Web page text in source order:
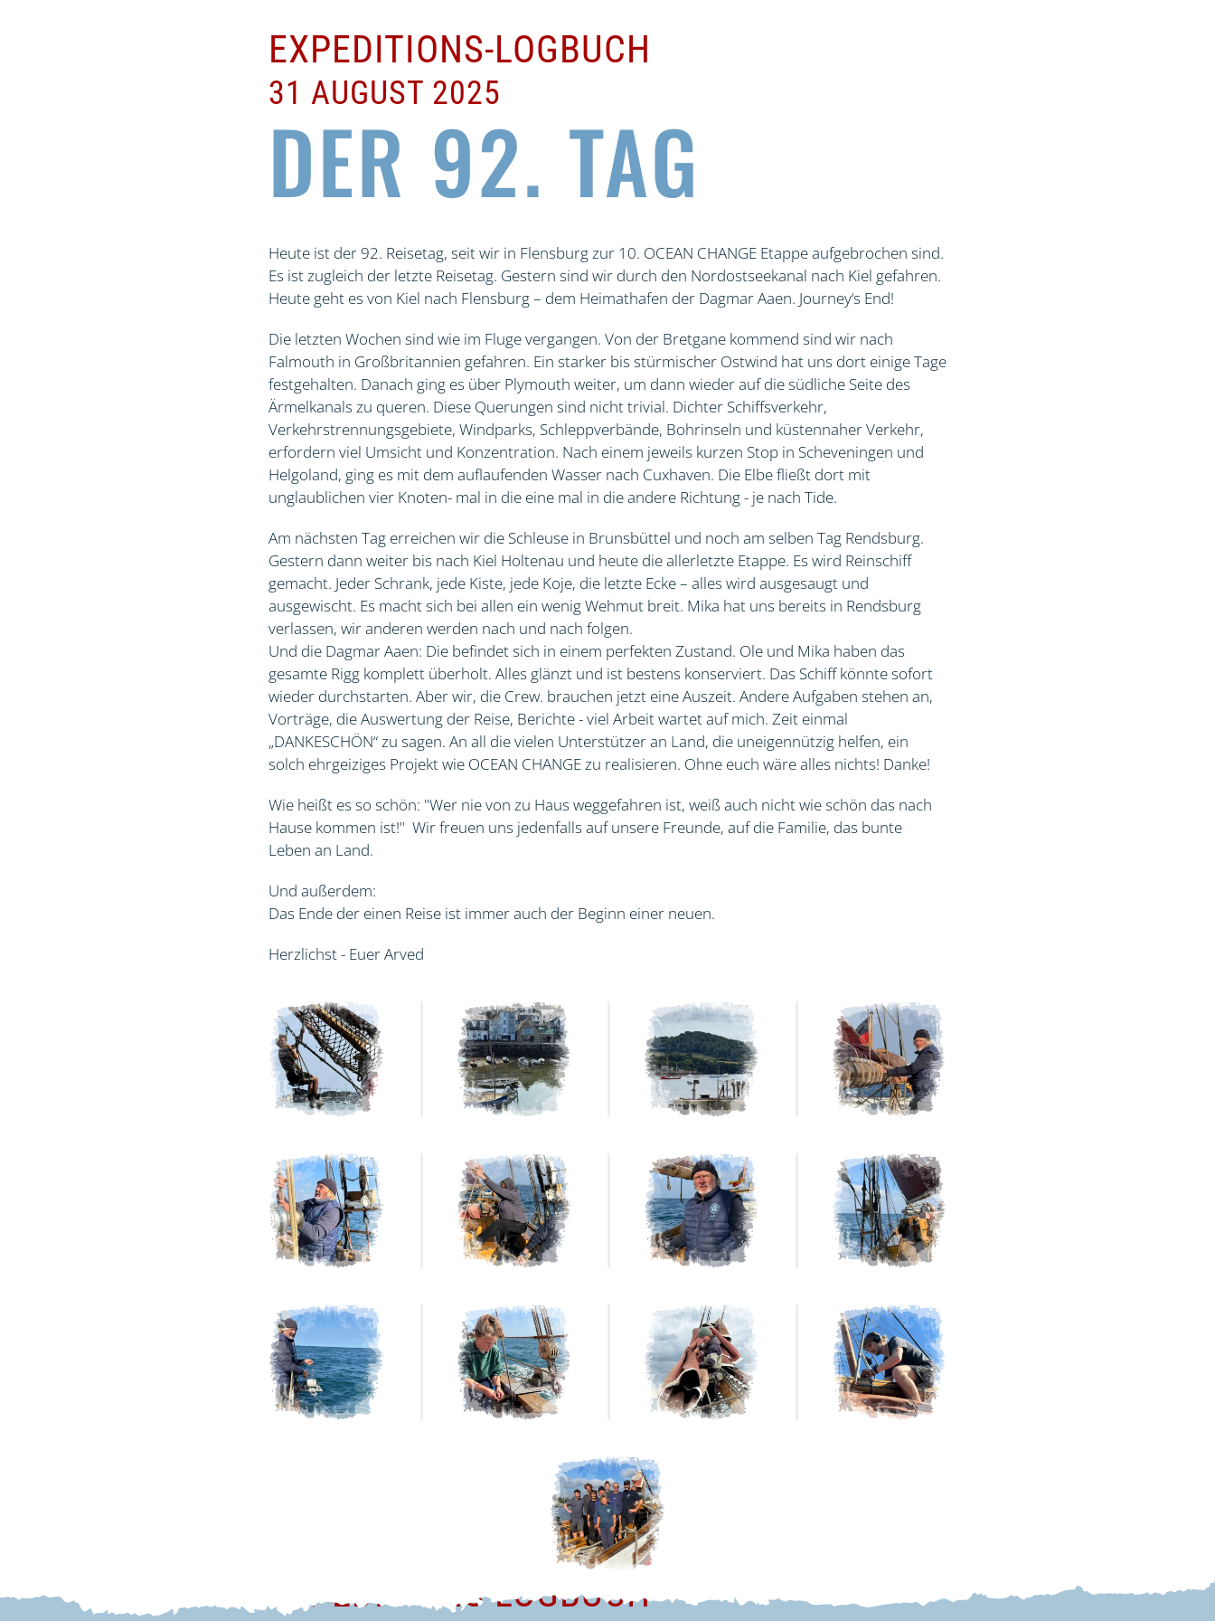
EXPEDITIONS-LOGBUCH
31 AUGUST 2025
DER 92. TAG
Heute ist der 92. Reisetag, seit wir in Flensburg zur 10. OCEAN CHANGE Etappe aufgebrochen sind.
Es ist zugleich der letzte Reisetag. Gestern sind wir durch den Nordostseekanal nach Kiel gefahren.
Heute geht es von Kiel nach Flensburg – dem Heimathafen der Dagmar Aaen. Journey‘s End!
Die letzten Wochen sind wie im Fluge vergangen. Von der Bretgane kommend sind wir nach
Falmouth in Großbritannien gefahren. Ein starker bis stürmischer Ostwind hat uns dort einige Tage
festgehalten. Danach ging es über Plymouth weiter, um dann wieder auf die südliche Seite des
Ärmelkanals zu queren. Diese Querungen sind nicht trivial. Dichter Schiffsverkehr,
Verkehrstrennungsgebiete, Windparks, Schleppverbände, Bohrinseln und küstennaher Verkehr,
erfordern viel Umsicht und Konzentration. Nach einem jeweils kurzen Stop in Scheveningen und
Helgoland, ging es mit dem auflaufenden Wasser nach Cuxhaven. Die Elbe fließt dort mit
unglaublichen vier Knoten- mal in die eine mal in die andere Richtung - je nach Tide.
Am nächsten Tag erreichen wir die Schleuse in Brunsbüttel und noch am selben Tag Rendsburg.
Gestern dann weiter bis nach Kiel Holtenau und heute die allerletzte Etappe. Es wird Reinschiff
gemacht. Jeder Schrank, jede Kiste, jede Koje, die letzte Ecke – alles wird ausgesaugt und
ausgewischt. Es macht sich bei allen ein wenig Wehmut breit. Mika hat uns bereits in Rendsburg
verlassen, wir anderen werden nach und nach folgen.
Und die Dagmar Aaen: Die befindet sich in einem perfekten Zustand. Ole und Mika haben das
gesamte Rigg komplett überholt. Alles glänzt und ist bestens konserviert. Das Schiff könnte sofort
wieder durchstarten. Aber wir, die Crew. brauchen jetzt eine Auszeit. Andere Aufgaben stehen an,
Vorträge, die Auswertung der Reise, Berichte - viel Arbeit wartet auf mich. Zeit einmal
„DANKESCHÖN“ zu sagen. An all die vielen Unterstützer an Land, die uneigennützig helfen, ein
solch ehrgeiziges Projekt wie OCEAN CHANGE zu realisieren. Ohne euch wäre alles nichts! Danke!
Wie heißt es so schön: "Wer nie von zu Haus weggefahren ist, weiß auch nicht wie schön das nach
Hause kommen ist!" Wir freuen uns jedenfalls auf unsere Freunde, auf die Familie, das bunte
Leben an Land.
Und außerdem:
Das Ende der einen Reise ist immer auch der Beginn einer neuen.
Herzlichst - Euer Arved
EXPEDITIONS-LOGBUCH